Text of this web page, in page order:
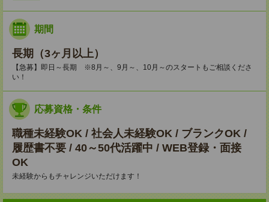
期間
長期（3ヶ月以上）
【急募】即日～長期 ※8月～、9月～、10月～のスタートもご相談くださ
い！
応募資格・条件
職種未経験OK / 社会人未経験OK / ブランクOK /
履歴書不要 / 40～50代活躍中 / WEB登録・面接
OK
未経験からもチャレンジいただけます！